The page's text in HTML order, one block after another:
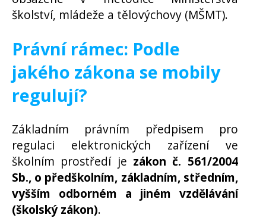
školství, mládeže a tělovýchovy (MŠMT).
Právní rámec: Podle
jakého zákona se mobily
regulují?
Základním právním předpisem pro
regulaci elektronických zařízení ve
školním prostředí je zákon č. 561/2004
Sb., o předškolním, základním, středním,
vyšším odborném a jiném vzdělávání
(školský zákon).